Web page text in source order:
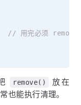
// 用完必须
remove() 放在
也能执行清理。